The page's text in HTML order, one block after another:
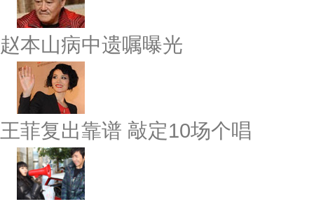
赵本山病中遗嘱曝光
王菲复出靠谱 敲定10场个唱